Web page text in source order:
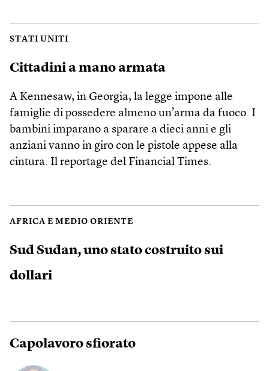
STATI UNITI
Cittadini a mano armata
A Kennesaw, in Georgia, la legge impone alle
famiglie di possedere almeno un’arma da fuoco. I
bambini imparano a sparare a dieci anni e gli
anziani vanno in giro con le pistole appese alla
cintura. Il reportage del Financial Times.
AFRICA E MEDIO ORIENTE
Sud Sudan, uno stato costruito sui
dollari
Capolavoro sfiorato